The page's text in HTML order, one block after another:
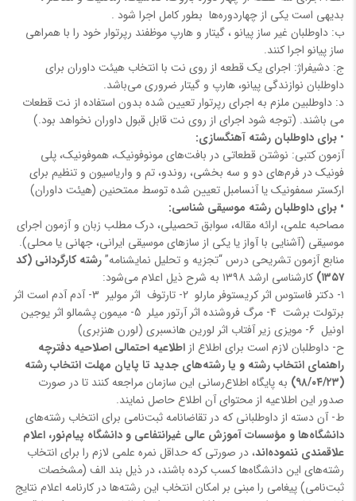
بدیهی است یکی از چهاردوره‌ها بطور کامل اجرا شود .
ب: داوطلبان غیر ساز پیانو ، گیتار و هارپ موظفند رپرتوار خود را با همراهی
ساز پیانو اجرا کنند.
ج: دشیفراژ: اجرای یک قطعه از روی نت با انتخاب هیئت داوران برای
داوطلبان نوازندگی پیانو، هارپ و گیتار ضروری می‌باشد.
د: داوطلبین ملزم به اجرای رپرتوار تعیین شده بدون استفاده از نت قطعات
می باشند. (توجه شود اجرای از روی نت قابل قبول داوران نخواهد بود.)
• برای داوطلبان رشته آهنگسازی:
آزمون کتبی: نوشتن قطعاتی در بافت‌های مونوفونیک، هموفونیک، پلی
فونیک در فرم‌های دو و سه بخشی، روندو، تم و واریاسیون و تنظیم برای
ارکستر سمفونیک یا آنسامبل تعیین شده توسط ممتحنین (هیئت داوران)
• برای داوطلبان رشته موسیقی شناسی:
مصاحبه‏ علمی، ارائه مقاله، سوابق تحصیلی، درک مطلب زبان و آزمون اجرای
موسیقی (آشنایی با آواز یا یکی از سازهای موسیقی ایرانی، جهانی یا محلی).
منابع آزمون تشریحی درس “تجزیه و تحلیل نمایشنامه”رشته کارگردانی (کد
۱۳۵۷) کارشناسی ارشد ۱۳۹۸ به شرح ذیل اعلام می‌شود:
۱- دکتر فاستوس اثر کریستوفر مارلو 2- تارتوف اثر مولیر 3- آدم آدم است اثر
برتولت برشت 4- مرگ فروشنده اثر آرتور میلر 5- میمون پشمالو اثر یوجین
اونیل 6- مویزی زیر آفتاب اثر لورین هانسبری (لورن هنزبری)
ح- داوطلبان لازم است برای اطلاع از اطلاعیه احتمالی اصلاحیه دفترچه
راهنمای انتخاب رشته و یا رشته‌های جدید تا پایان مهلت انتخاب رشته
(۹۸/۰۴/۲۳)
به پایگاه اطلاع‌رسانی این سازمان مراجعه کنند تا در صورت
صدور این اطلاعیه از محتوای آن اطلاع حاصل نمایند.
ط- آن دسته از داوطلبانی که در تقاضانامه ثبت‌نامی برای انتخاب رشته‌های
دانشگاه‌ها و مؤسسات آموزش عالی غیرانتفاعی و دانشگاه پیام‌نور، اعلام
علاقمندی ننموده‌اند، در صورتی که حداقل نمره علمی لازم را برای انتخاب
رشته‌های این دانشگاه‌ها کسب کرده باشند، در ذیل بند الف (مشخصات
ثبت‌نامی) پیغامی را مبنی بر امکان انتخاب این رشته‌ها در کارنامه اعلام نتایج